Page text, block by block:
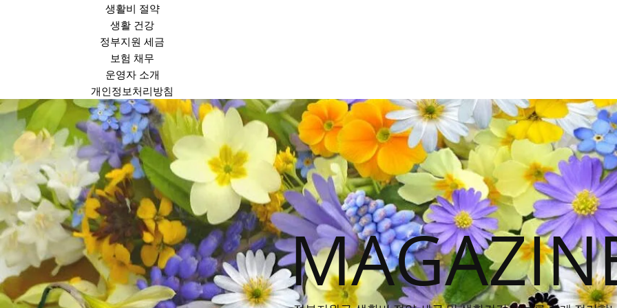
생활비 절약
생활 건강
정부지원 세금
보험 채무
운영자 소개
개인정보처리방침